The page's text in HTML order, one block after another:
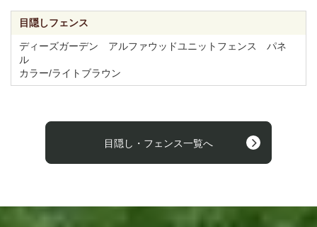
目隠しフェンス
ディーズガーデン アルファウッドユニットフェンス パネ
ル
カラー/ライトブラウン
目隠し・フェンス一覧へ